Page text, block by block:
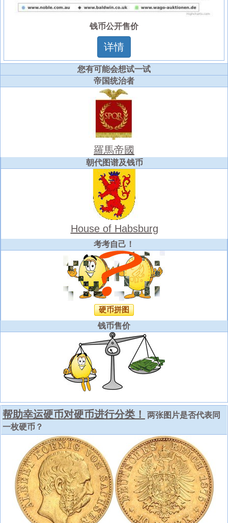
钱币公开售价
详情
您有可能会想试一试
帝国统治者
羅馬帝國
朝代图谱及钱币
House of Habsburg
考考自己！
硬币拼图
钱币售价
帮助幸运硬币对硬币进行分类！
两张图片是否代表同
一枚硬币？